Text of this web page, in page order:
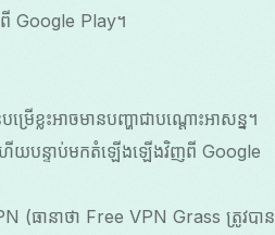
Google Play។
ខ្លះអាចមានបញ្ហាជាបណ្តោះអាសន្ន។
បន្ទាប់មកតំឡើងឡើងវិញពី Google
ានាថា Free VPN Grass ត្រូវបាន